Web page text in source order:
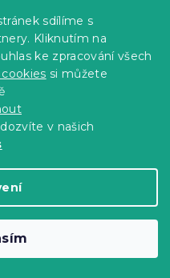
sdílíme s
Kliknutím na
ke zpracování všech
si můžete
v našich
FLORIBIRD